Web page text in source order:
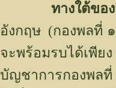
ทางใต้ของ
อังกฤษ (กองพลที่
จะพร้อมรบได้
บัญชาการกองพ